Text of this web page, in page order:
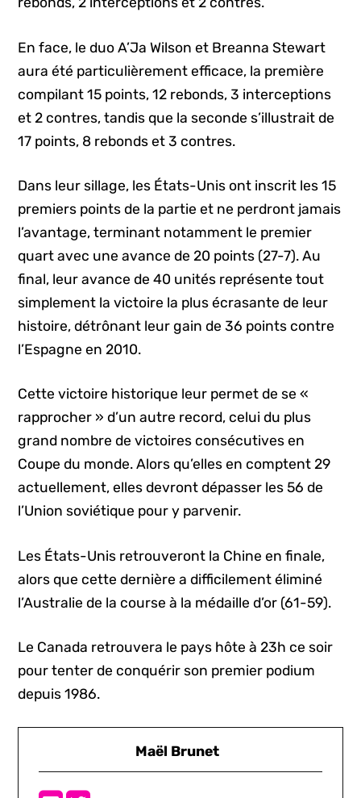
En face, le duo A’Ja Wilson et Breanna Stewart
aura été particulièrement efficace, la première
compilant 15 points, 12 rebonds, 3 interceptions
et 2 contres, tandis que la seconde s’illustrait de
17 points, 8 rebonds et 3 contres.
Dans leur sillage, les États-Unis ont inscrit les 15
premiers points de la partie et ne perdront jamais
l’avantage, terminant notamment le premier
quart avec une avance de 20 points (27-7). Au
final, leur avance de 40 unités représente tout
simplement la victoire la plus écrasante de leur
histoire, détrônant leur gain de 36 points contre
l’Espagne en 2010.
Cette victoire historique leur permet de se «
rapprocher » d’un autre record, celui du plus
grand nombre de victoires consécutives en
Coupe du monde. Alors qu’elles en comptent 29
actuellement, elles devront dépasser les 56 de
l’Union soviétique pour y parvenir.
Les États-Unis retrouveront la Chine en finale,
alors que cette dernière a difficilement éliminé
l’Australie de la course à la médaille d’or (61-59).
Le Canada retrouvera le pays hôte à 23h ce soir
pour tenter de conquérir son premier podium
depuis 1986.
Maël Brunet